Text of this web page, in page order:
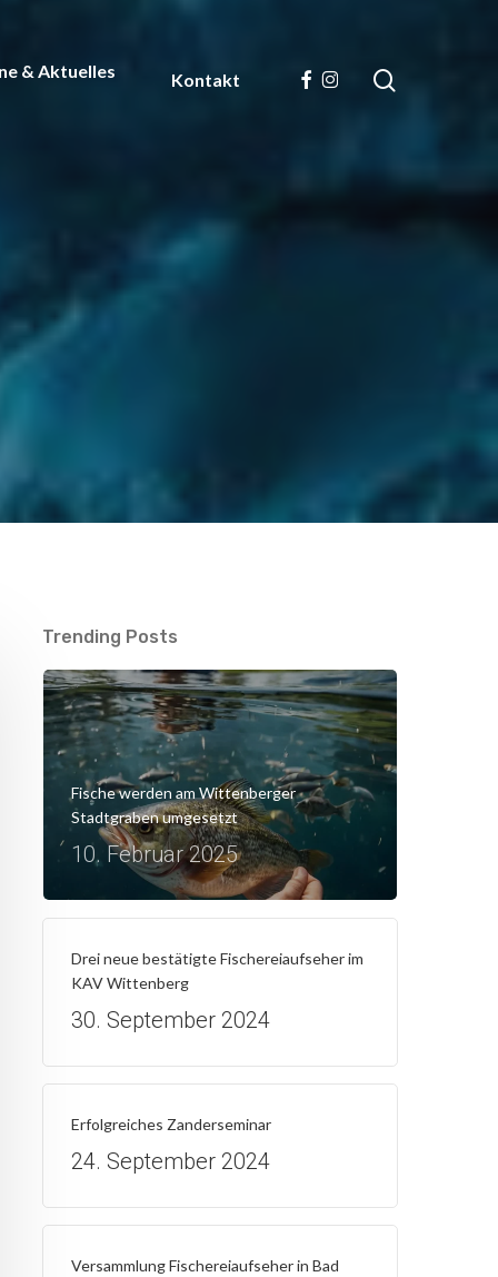
& Aktuelles Kontakt facebook
instagram
Trending Posts
Fische werden am Wittenberger
Stadtgraben umgesetzt
10. Februar 2025
Drei neue bestätigte Fischereiaufseher im
KAV Wittenberg
30. September 2024
Erfolgreiches Zanderseminar
24. September 2024
Versammlung Fischereiaufseher in Bad